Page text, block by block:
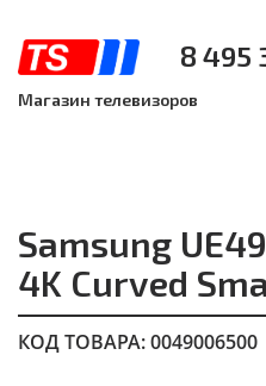
8 495
Магазин телевизоров
Samsung
4K Curved
КОД ТОВАРА: 0049006500